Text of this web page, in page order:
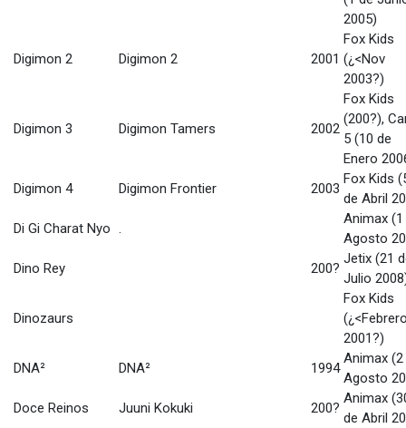
2005)
Digimon 2 Digimon 2 2001
Fox Kids
(¿<Nov
2003?)
Digimon 3 Digimon Tamers 2002
Fox Kids
(200?),
5 (10 de
Enero
Digimon 4
Digimon Frontier 2003
Fox Kids
de Abril
Di Gi Charat Nyo
Animax (1
Agosto
Dino Rey
200?
Jetix (21
Julio
Dinozaurs
Fox Kids
2001?)
DNA²
DNA² 1994
Animax (2
Agosto
Doce Reinos
Juuni Kokuki 200?
Animax
de Abril